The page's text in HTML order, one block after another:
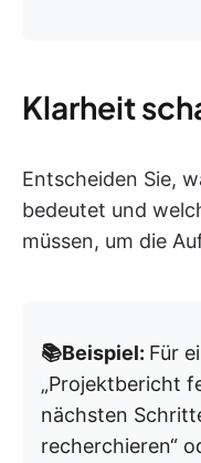
Klarheit
Entscheiden Sie,
bedeutet und
müssen, um die
📚Beispiel: Für
„Projektbericht
nächsten
recherchieren“